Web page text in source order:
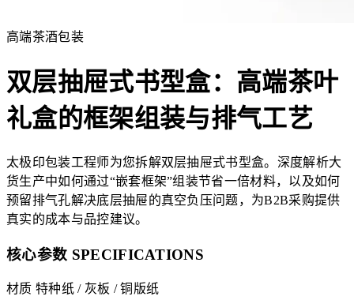
高端茶酒包装
双层抽屉式书型盒：高端茶叶
礼盒的框架组装与排气工艺
太极印包装工程师为您拆解双层抽屉式书型盒。深度解析大
货生产中如何通过“嵌套框架”组装节省一倍材料，以及如何
预留排气孔解决底层抽屉的真空负压问题，为B2B采购提供
真实的成本与品控建议。
核心参数 SPECIFICATIONS
材质 特种纸 / 灰板 / 铜版纸